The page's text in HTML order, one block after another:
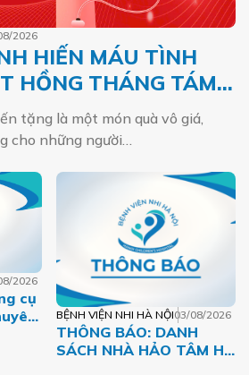
2026
HIẾN MÁU TÌNH
HỒNG THÁNG TÁM –
VIỆT
tặng là một món quà vô giá,
cho những người…
2026
cụ
BỆNH VIỆN NHI HÀ NỘI03/08/2026
THÔNG BÁO: DANH
SÁCH NHÀ HẢO TÂM HỖ